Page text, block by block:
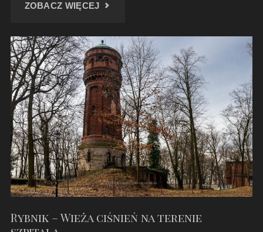
ZOBACZ WIĘCEJ"PAŁAC
–
MARZEC
2024"
Rybnik – Wieża ciśnień na terenie